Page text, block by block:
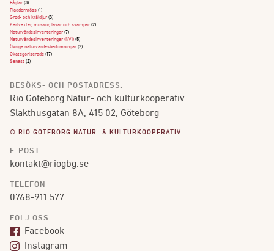
Fåglar (3)
Fladdermöss (1)
Grod- och kräldjur (3)
Kärlväxter, mossor, lavar och svampar (2)
Naturvärdesinventeringar (7)
Naturvärdesinventeringar (NVI) (5)
Övriga naturvärdesbedömningar (2)
Okategoriserade (17)
Senast (2)
BESÖKS- OCH POSTADRESS:
Rio Göteborg Natur- och kulturkooperativ
Slakthusgatan 8A, 415 02, Göteborg
© RIO GÖTEBORG NATUR- & KULTURKOOPERATIV
E-POST
kontakt@riogbg.se
TELEFON
0768-911 577
FÖLJ OSS
Facebook
Instagram